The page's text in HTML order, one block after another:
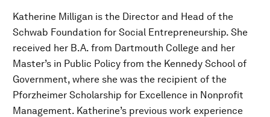
Katherine Milligan is the Director and Head of the
Schwab Foundation for Social Entrepreneurship. She
received her B.A. from Dartmouth College and her
Master’s in Public Policy from the Kennedy School of
Government, where she was the recipient of the
Pforzheimer Scholarship for Excellence in Nonprofit
Management. Katherine’s previous work experience